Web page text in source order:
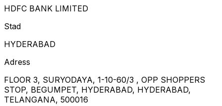
HDFC BANK LIMITED
Stad
HYDERABAD
Adress
FLOOR 3, SURYODAYA, 1-10-60/3 , OPP SHOPPERS
STOP, BEGUMPET, HYDERABAD, HYDERABAD,
TELANGANA, 500016